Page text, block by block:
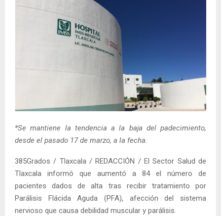
*Se mantiene la tendencia a la baja del padecimiento,
desde el pasado 17 de marzo, a la fecha.
385Grados / Tlaxcala / REDACCIÓN / El Sector Salud de
Tlaxcala informó que aumentó a 84 el número de
pacientes dados de alta tras recibir tratamiento por
Parálisis Flácida Aguda (PFA), afección del sistema
nervioso que causa debilidad muscular y parálisis.